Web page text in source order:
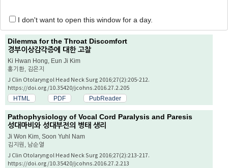
HTML PDF PubReader
Dilemma for the Throat Discomfort
경부이상감각증에 대한 고찰
Ki Hwan Hong, Eun Ji Kim
홍기환, 김은지
J Clin Otolaryngol Head Neck Surg 2016;27(2):205-212.
https://doi.org/10.35420/jcohns.2016.27.2.205
HTML PDF PubReader
Pathophysiology of Vocal Cord Paralysis and Paresis
성대마비와 성대부전의 병태 생리
Ji Won Kim, Soon Yuhl Nam
김지원, 남순열
J Clin Otolaryngol Head Neck Surg 2016;27(2):213-217.
https://doi.org/10.35420/jcohns.2016.27.2.213
I don't want to open this window for a day.